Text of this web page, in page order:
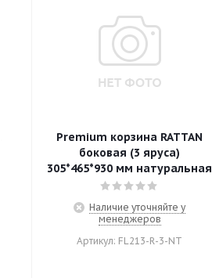
Premium корзина RATTAN
боковая (3 яруса)
305*465*930 мм натуральная
Наличие уточняйте у
менеджеров
Артикул: FL213-R-3-NT